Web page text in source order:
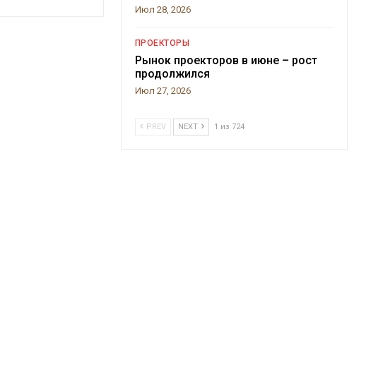
Июл 28, 2026
ПРОЕКТОРЫ
Рынок проекторов в июне – рост
продолжился
Июл 27, 2026
PREV NEXT 1 из 724